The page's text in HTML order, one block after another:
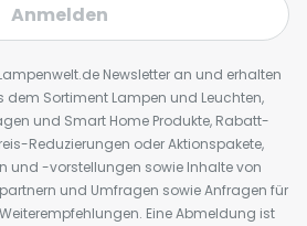
Anmelden
Newsletter an und erhalten
dem Sortiment Lampen und Leuchten,
und Smart Home Produkte, Rabatt-
Reduzierungen oder Aktionspakete,
und -vorstellungen sowie Inhalte von
und Umfragen sowie Anfragen für
Eine Abmeldung ist